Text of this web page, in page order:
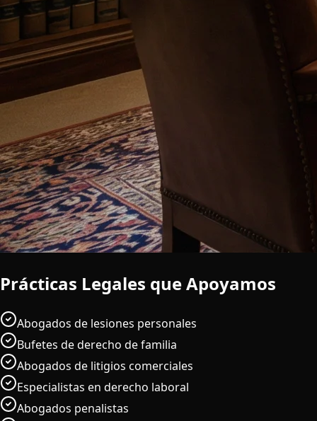
Prácticas Legales que Apoyamos
Abogados de lesiones personales
Bufetes de derecho de familia
Abogados de litigios comerciales
Especialistas en derecho laboral
Abogados penalistas